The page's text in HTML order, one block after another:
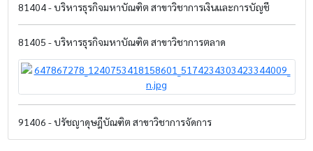
81404 - บริหารธุรกิจมหาบัณฑิต สาขาวิชาการเงินและการบัญชี
81405 - บริหารธุรกิจมหาบัณฑิต สาขาวิชาการตลาด
91406 - ปรัชญาดุษฎีบัณฑิต สาขาวิชาการจัดการ